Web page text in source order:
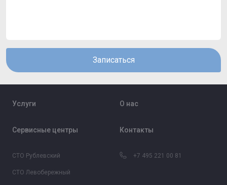
Записаться
Услуги О нас
Сервисные центры
СТО Рублевский
СТО Левобережный
Контакты
+7 495 221 00 81